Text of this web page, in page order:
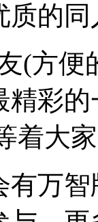
质的
方便
精彩
着大
万智